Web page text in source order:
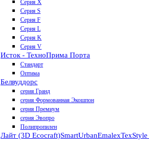
Серия X
Серия S
Серия F
Серия L
Серия K
Серия V
Исток - ТехноПрима Порта
Стандарт
Оптима
Белвуддорс
серия Гранд
серия Формованная Экошпон
серия Премиум
серия Эвопро
Полипропилен
Лайт (3D Ecocraft)SmartUrbanEmalexTexStyle